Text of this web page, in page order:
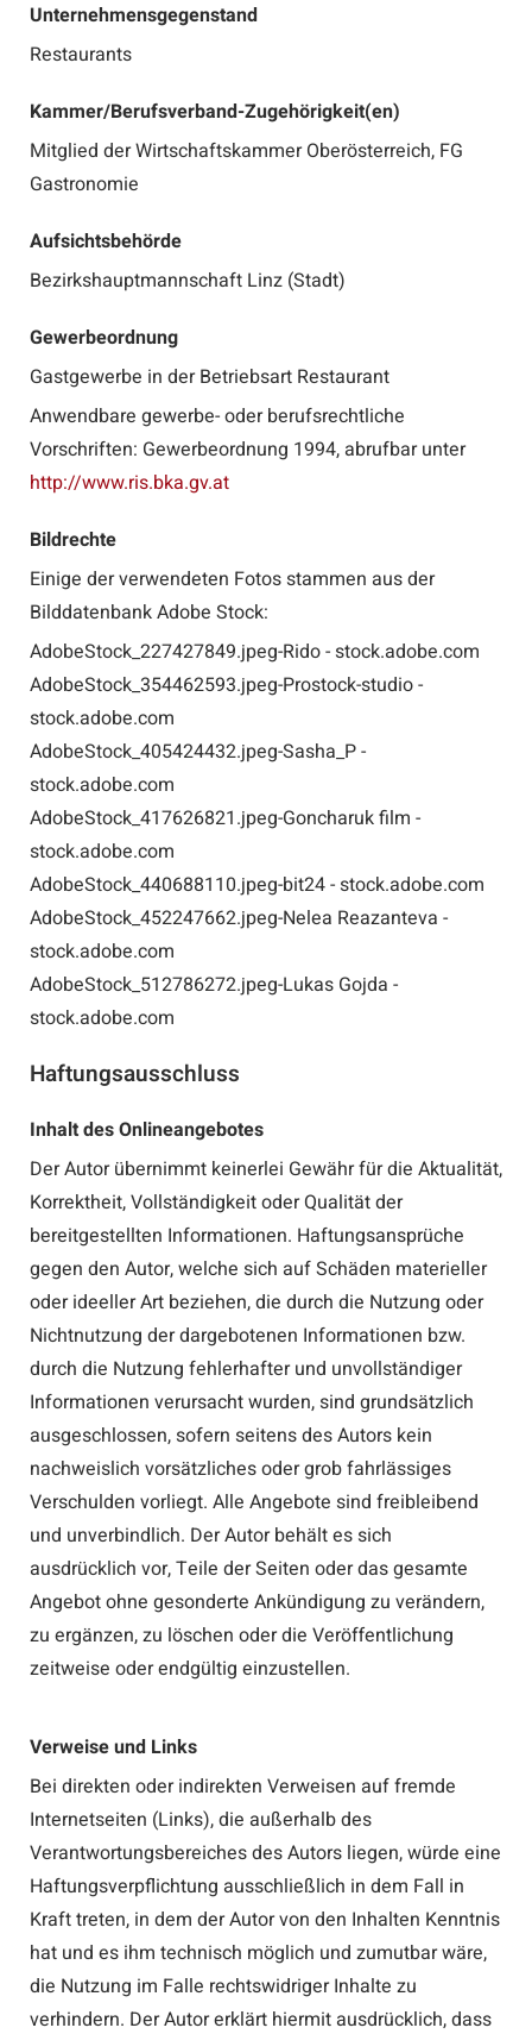
Unternehmensgegenstand
Restaurants
Kammer/Berufsverband-Zugehörigkeit(en)
Mitglied der Wirtschaftskammer Oberösterreich, FG
Gastronomie
Aufsichtsbehörde
Bezirkshauptmannschaft Linz (Stadt)
Gewerbeordnung
Gastgewerbe in der Betriebsart Restaurant
Anwendbare gewerbe- oder berufsrechtliche
Vorschriften: Gewerbeordnung 1994, abrufbar unter
http://www.ris.bka.gv.at
Bildrechte
Einige der verwendeten Fotos stammen aus der
Bilddatenbank Adobe Stock:
AdobeStock_227427849.jpeg-Rido - stock.adobe.com
AdobeStock_354462593.jpeg-Prostock-studio -
stock.adobe.com
AdobeStock_405424432.jpeg-Sasha_P -
stock.adobe.com
AdobeStock_417626821.jpeg-Goncharuk film -
stock.adobe.com
AdobeStock_440688110.jpeg-bit24 - stock.adobe.com
AdobeStock_452247662.jpeg-Nelea Reazanteva -
stock.adobe.com
AdobeStock_512786272.jpeg-Lukas Gojda -
stock.adobe.com
Haftungsausschluss
Inhalt des Onlineangebotes
Der Autor übernimmt keinerlei Gewähr für die Aktualität,
Korrektheit, Vollständigkeit oder Qualität der
bereitgestellten Informationen. Haftungsansprüche
gegen den Autor, welche sich auf Schäden materieller
oder ideeller Art beziehen, die durch die Nutzung oder
Nichtnutzung der dargebotenen Informationen bzw.
durch die Nutzung fehlerhafter und unvollständiger
Informationen verursacht wurden, sind grundsätzlich
ausgeschlossen, sofern seitens des Autors kein
nachweislich vorsätzliches oder grob fahrlässiges
Verschulden vorliegt. Alle Angebote sind freibleibend
und unverbindlich. Der Autor behält es sich
ausdrücklich vor, Teile der Seiten oder das gesamte
Angebot ohne gesonderte Ankündigung zu verändern,
zu ergänzen, zu löschen oder die Veröffentlichung
zeitweise oder endgültig einzustellen.
Verweise und Links
Bei direkten oder indirekten Verweisen auf fremde
Internetseiten (Links), die außerhalb des
Verantwortungsbereiches des Autors liegen, würde eine
Haftungsverpflichtung ausschließlich in dem Fall in
Kraft treten, in dem der Autor von den Inhalten Kenntnis
hat und es ihm technisch möglich und zumutbar wäre,
die Nutzung im Falle rechtswidriger Inhalte zu
verhindern. Der Autor erklärt hiermit ausdrücklich, dass